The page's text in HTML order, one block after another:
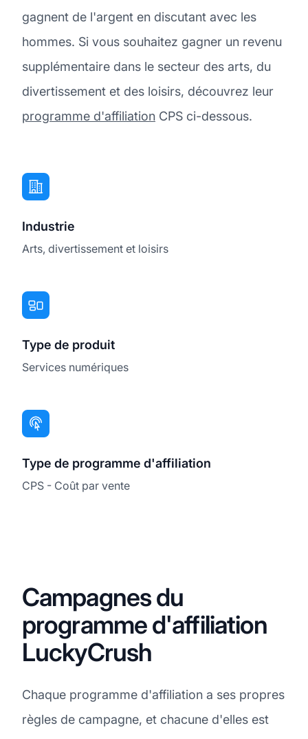
gagnent de l'argent en discutant avec les
hommes. Si vous souhaitez gagner un revenu
supplémentaire dans le secteur des arts, du
divertissement et des loisirs, découvrez leur
programme d'affiliation CPS ci-dessous.
Industrie
Arts, divertissement et loisirs
Type de produit
Services numériques
Type de programme d'affiliation
CPS - Coût par vente
Campagnes du
programme d'affiliation
LuckyCrush
Chaque programme d'affiliation a ses propres
règles de campagne, et chacune d'elles est